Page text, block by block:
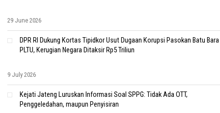
29 June 2026
DPR RI Dukung Kortas Tipidkor Usut Dugaan Korupsi Pasokan Batu Bara
PLTU, Kerugian Negara Ditaksir Rp5 Triliun
9 July 2026
Kejati Jateng Luruskan Informasi Soal SPPG: Tidak Ada OTT,
Penggeledahan, maupun Penyisiran